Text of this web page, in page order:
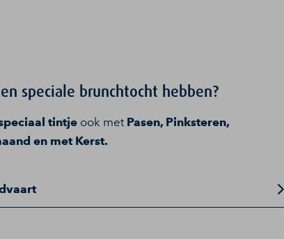
speciale brunchtocht hebben?
tintje ook met Pasen, Pinksteren,
en met Kerst.